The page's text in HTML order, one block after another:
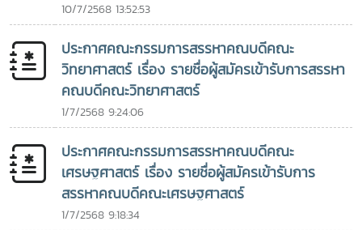
10/7/2568 13:52:53
ประกาศคณะกรรมการสรรหาคณบดีคณะ
วิทยาศาสตร์ เรื่อง รายชื่อผู้สมัครเข้ารับการสรรหา
คณบดีคณะวิทยาศาสตร์
1/7/2568 9:24:06
ประกาศคณะกรรมการสรรหาคณบดีคณะ
เศรษฐศาสตร์ เรื่อง รายชื่อผู้สมัครเข้ารับการ
สรรหาคณบดีคณะเศรษฐศาสตร์
1/7/2568 9:18:34